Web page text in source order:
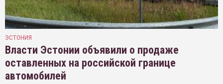
ЭСТОНИЯ
Власти Эстонии объявили о продаже
оставленных на российской границе
автомобилей